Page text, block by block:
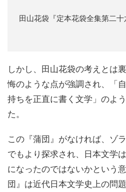
田山花袋『定本花袋全集第二
しかし、田山花袋の考えとは
悔のような点が強調され、「
持ちを正直に書く文学」のよ
た。
この『蒲団』がなければ、ゾ
でもより探求され、日本文学
になったのではないかという
団』は近代日本文学史上の問